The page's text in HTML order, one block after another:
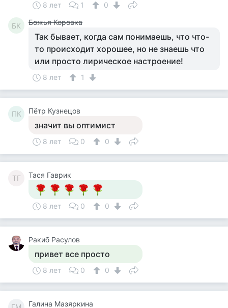
8 лет 1 0
БК Божья Коровка
Так бывает, когда сам понимаешь, что что-
то происходит хорошее, но не знаешь что
или просто лирическое настроение!
8 лет 1
ПК Пётр Кузнецов
значит вы оптимист
8 лет 0 0
ТГ Тася Гаврик
8 лет 0 0
Ракиб Расулов
привет все просто
8 лет 0 0
Галина Мазяркина